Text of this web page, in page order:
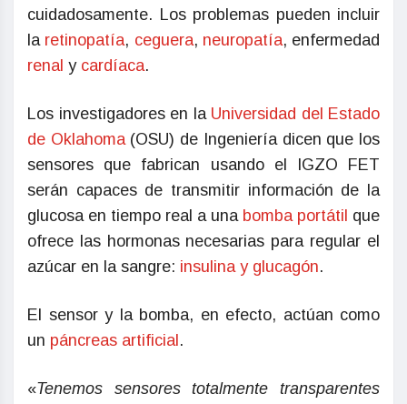
cuidadosamente. Los problemas pueden incluir
la retinopatía, ceguera, neuropatía, enfermedad
renal y cardíaca.
Los investigadores en la Universidad del Estado
de Oklahoma(OSU) de Ingeniería dicen que los
sensores que fabrican usando el IGZO FET
serán capaces de transmitir información de la
glucosa en tiempo real a una bomba portátil que
ofrece las hormonas necesarias para regular el
azúcar en la sangre: insulina y glucagón.
El sensor y la bomba, en efecto, actúan como
un páncreas artificial .
«Tenemos sensores totalmente transparentes